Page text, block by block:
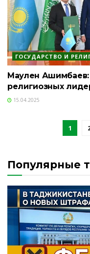
ГОСУДАРСТВО И
Маулен
религиозных
15.04.2025
1
Популярные